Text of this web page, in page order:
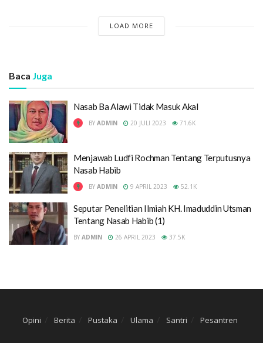
Anehnya mereka kok dulu berbondong-bondong hijrah
ke Nusantara bila Hadramaut sehebat itu
Baca Juga
Kitab Kiai Imad, Qami’ al-Masawi, Jawab Tuntas Kitab Mbah
Ryan Kudus Yang Bela Ba’alwi, Al-Khulashah al-Nafisah
Kesadaran Merata Pribumi atas Eksistensi Habaib di
Indonesia
جواب عماد الدين عثمان البنتني عن كتاب الخلاصة النفيسة لابن حرجو
الجاوي
PASCA THESIS, Menyelamatkan Akal Sehat: Mengapa
Agama Tidak Boleh Dijadikan Alat Pembodohan
K.H. Imaduddin Utsman Al-Bantani Haramkan Putri
Yang lebih aneh lagi kok mereka tidak pulang
LOAD MORE
Baca Juga
Nasab Ba Alawi Tidak Masuk Akal
BY ADMIN 20 JULI 2023 71.6K
Menjawab Ludfi Rochman Tentang Terputusnya
Nasab Habib
BY ADMIN 9 APRIL 2023 52.1K
Seputar Penelitian Ilmiah KH. Imaduddin Utsman
Tentang Nasab Habib (1)
BY ADMIN 26 APRIL 2023 37.5K
Opini Berita Pustaka Ulama Santri Pesantren